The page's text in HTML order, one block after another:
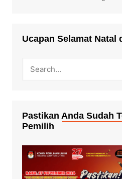
Ucapan Selamat Natal
Pastikan Anda Sudah
Pemilih